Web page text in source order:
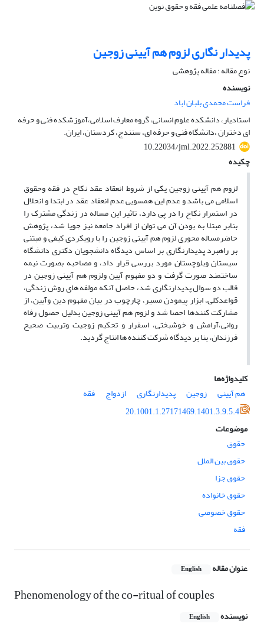
پدیدار نگاری لزوم هم آیینی زوجین
نوع مقاله : مقاله پژوهشی
نویسنده
فراست محمدی بلبان اباد
استادیار، دانشکده علوم انسانی، گروه معارف اسلامی،آموزشکده فنی و حرفه
ای دختران ،دانشگاه فنی و حرفه ای، سنندج، کردستان، ایران.
10.22034/jml.2022.252881
چکیده
لزوم هم آیینی زوجین یکی از شروط انعقاد عقد نکاح در فقه وحقوق
اسلامی می باشد و عدم این همسویی عدم انعقاد عقد در ابتدا و انحلال
در استمرار نکاح را در پی دارد، تاثیر این مساله در زندگی مشترک را
بنابر مبتلا به بودن آن می توان از افراد جامعه نیز جویا شد، پژوهش
حاضرمساله محوری لزوم هم آیینی زوجین را با رویکردی کیفی و مبتنی
بر راهبرد پدیدارنگاری بر اساس دیدگاه دانشجویان دکتری دانشگاه
سیستان وبلوچستان مورد بررسی قرار داد، و مصاحبه بصورت نیمه
ساختمند صورت گرفت و دو مفهوم آیین ولزوم هم آیینی زوجین در
قالب دو سوال پدیدارنگاری شد، حاصل آنکه مولفه های روش زندگی،
قواعدکلی، ابزار پیمودن مسیر، چارچوب در بیان مفهوم دین وآیین، از
مشارکت کنندها احصا شد و لزوم هم آیینی زوجین بدلیل حصول رفاه
روانی،آرامش و خوشبختی، اسقرار و تحکیم زوجیت وتربیت صحیح
فرزندان، بنا بر دیدگاه شرکت کننده ها انتاج گردید.
کلیدواژه‌ها
هم آیینی
زوجین پدیدارنگاری ازدواج
فقه
20.1001.1.27171469.1401.3.9.5.4
موضوعات
حقوق
حقوق بین الملل
حقوق جزا
حقوق خانواده
حقوق خصوصی
فقه
عنوان مقاله English
Phenomenology of the co-ritual of couples
نویسنده English